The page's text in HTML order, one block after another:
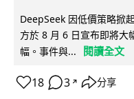
DeepSeek 因低價策略掀
方於 8 月 6 日宣布即將大
幅。事件與...
閱讀全文
18 3 ↗ 分享